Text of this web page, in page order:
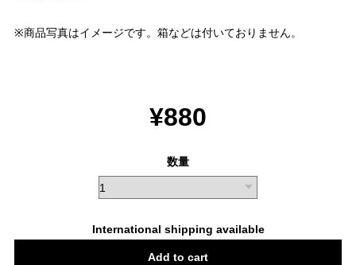
※商品写真はイメージです。箱などは付いておりません。
¥880
数量
International shipping available
Add to cart